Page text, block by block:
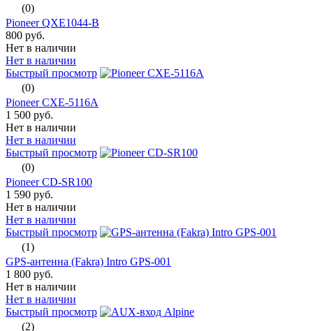
(0)
Pioneer QXE1044-B
800 руб.
Нет в наличии
Нет в наличии
Быстрый просмотр
(0)
Pioneer CXE-5116A
1 500 руб.
Нет в наличии
Нет в наличии
Быстрый просмотр
(0)
Pioneer CD-SR100
1 590 руб.
Нет в наличии
Нет в наличии
Быстрый просмотр
(1)
GPS-антенна (Fakra) Intro GPS-001
1 800 руб.
Нет в наличии
Нет в наличии
Быстрый просмотр
(2)